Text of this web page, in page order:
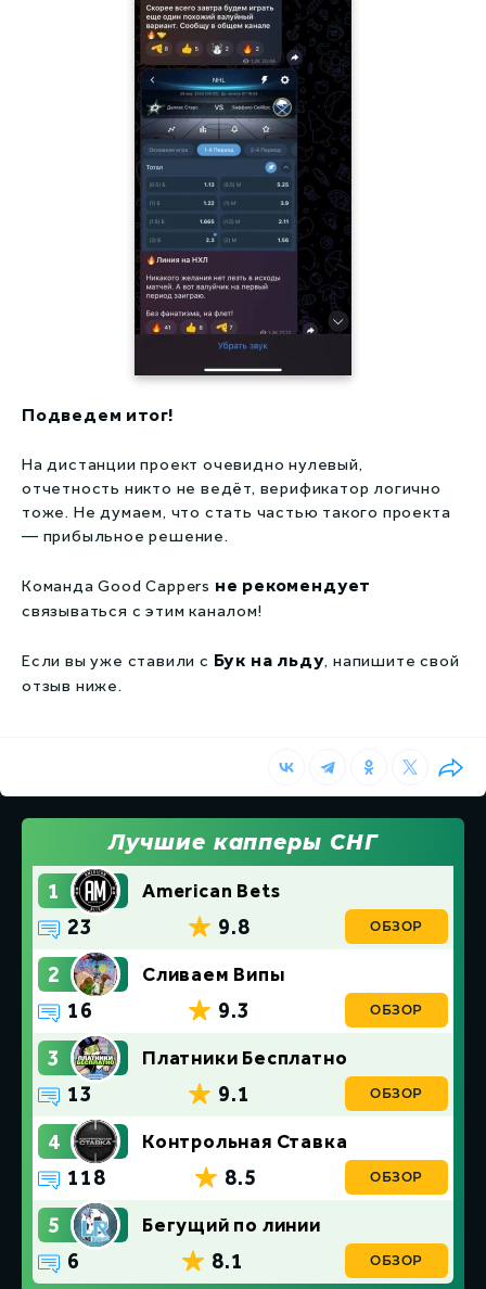
Подведем итог!
На дистанции проект очевидно нулевый,
отчетность никто не ведёт, верификатор логично
тоже. Не думаем, что стать частью такого проекта
— прибыльное решение.
Команда Good Cappers не рекомендует
связываться с этим каналом!
Если вы уже ставили с Бук на льду, напишите свой
отзыв ниже.
Лучшие капперы СНГ
1 American Bets
9.8
23 ОБЗОР
2 Сливаем Випы
9.3
16 ОБЗОР
3 Платники Бесплатно
9.1
13 ОБЗОР
4 Контрольная Ставка
8.5
118 ОБЗОР
5 Бегущий по линии
8.1
6 ОБЗОР